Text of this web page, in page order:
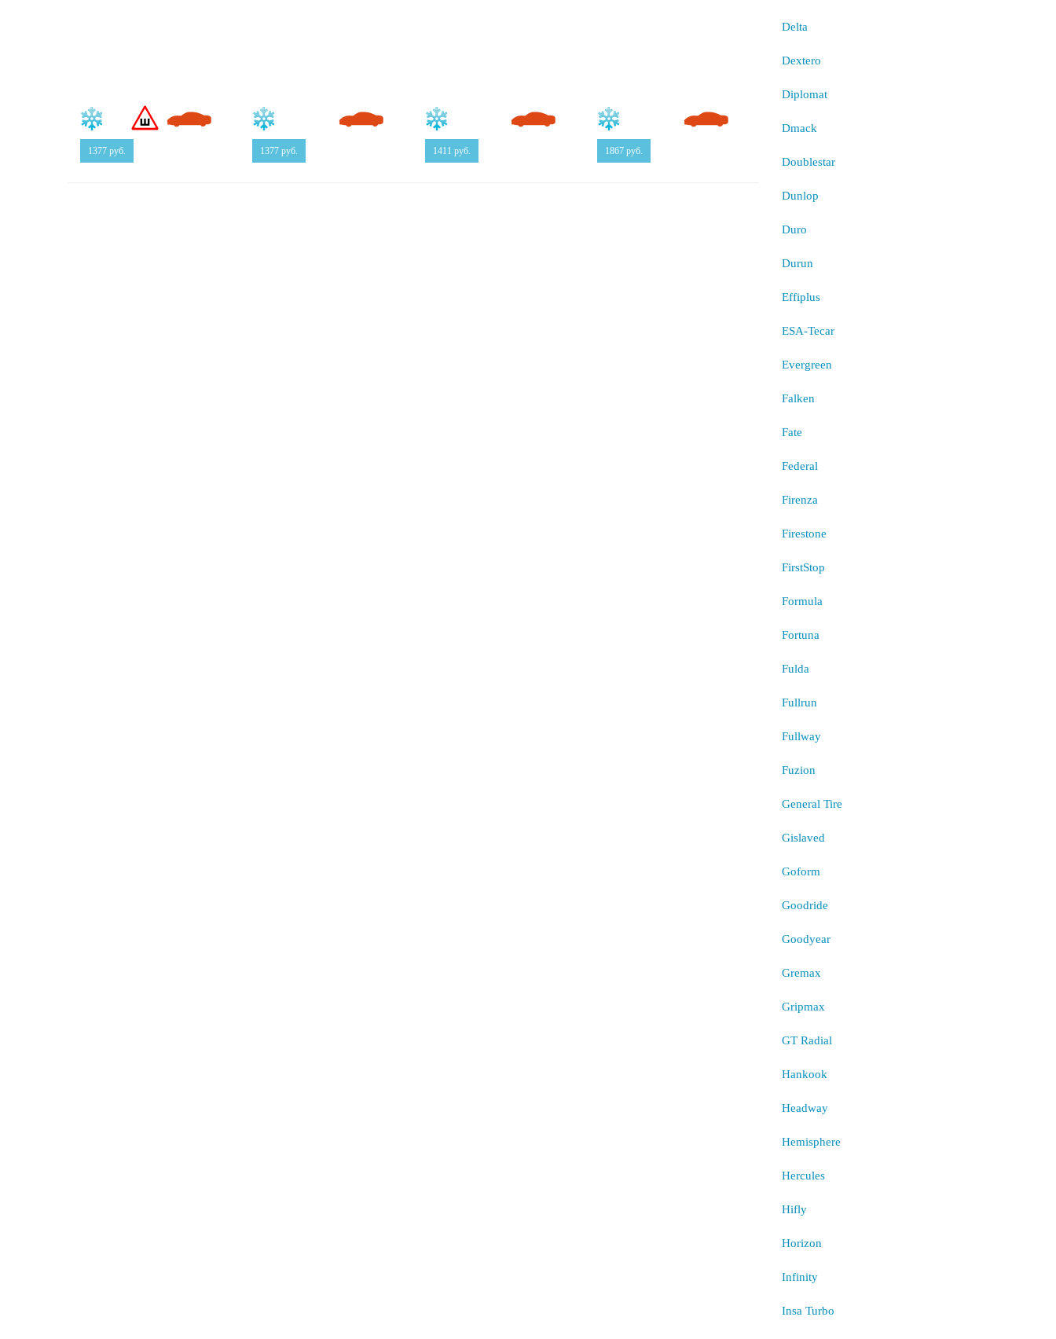
1377 руб. 1377 руб. 1411 руб. 1867 руб.
Delta
Dextero
Diplomat
Dmack
Doublestar
Dunlop
Duro
Durun
Effiplus
ESA-Tecar
Evergreen
Falken
Fate
Federal
Firenza
Firestone
FirstStop
Formula
Fortuna
Fulda
Fullrun
Fullway
Fuzion
General Tire
Gislaved
Goform
Goodride
Goodyear
Gremax
Gripmax
GT Radial
Hankook
Headway
Hemisphere
Hercules
Hifly
Horizon
Infinity
Insa Turbo